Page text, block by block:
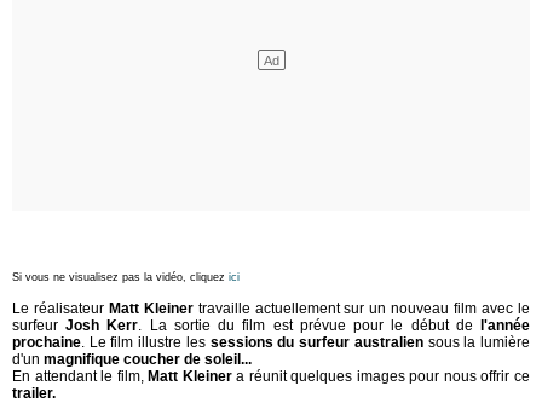
Si vous ne visualisez pas la vidéo, cliquez ici
Le réalisateur Matt Kleinertravaille actuellement sur un nouveau film avec le
surfeurJosh Kerr. La sortie du film est prévue pour le début de l'année
prochaine. Le film illustre lessessions du surfeur australiensous la lumière
d'un magnifique coucher de soleil...
En attendant le film, Matt Kleinera réunit quelques images pour nous offrir ce
trailer.